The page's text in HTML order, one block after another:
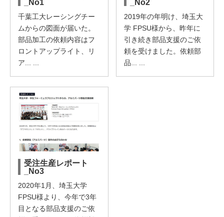
_No1
千葉工大レーシングチー
ムからの図面が届いた。
部品加工の依頼内容はフ
ロントアップライト、リ
ア... ...
_No2
2019年の年明け、埼玉大
学 FPSU様から、昨年に
引き続き部品支援のご依
頼を受けました。依頼部
品... ...
受注生産レポート
_No3
2020年1月、埼玉大学
FPSU様より、今年で3年
目となる部品支援のご依